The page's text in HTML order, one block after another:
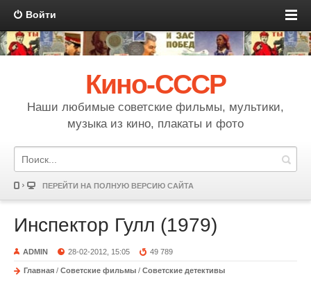
Войти
Кино-СССР
Наши любимые советские фильмы, мультики,
музыка из кино, плакаты и фото
ПЕРЕЙТИ НА ПОЛНУЮ ВЕРСИЮ САЙТА
Инспектор Гулл (1979)
ADMIN 28-02-2012, 15:05 49 789
Главная / Советские фильмы / Советские детективы